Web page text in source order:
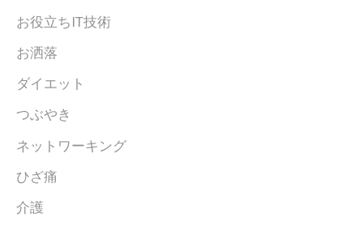
お役立ちIT技術
お洒落
ダイエット
つぶやき
ネットワーキング
ひざ痛
介護